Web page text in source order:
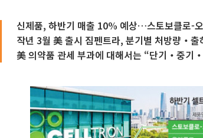
신제품, 하반기 매출 10% 예상…스토보클로-
작년 3월 美 출시 짐펜트라, 분기별 처방량‧출
美 의약품 관세 부과에 대해서는 “단기‧중기